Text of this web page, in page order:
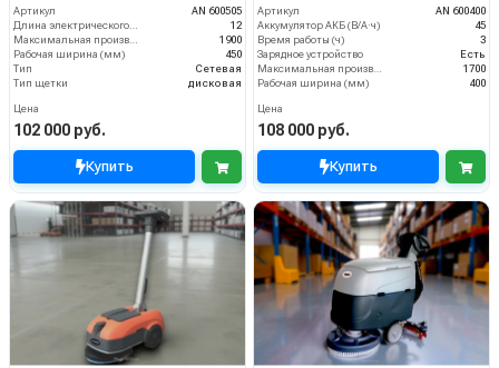
Артикул
AN 600505
Длина электрического кабеля (м)
12
Максимальная производительность (кв.м/час)
1900
Рабочая ширина (мм)
450
Тип
Сетевая
Тип щетки
дисковая
Цена
102 000 руб.
Купить
Артикул
AN 600400
Аккумулятор АКБ (В/А·ч)
45
Время работы (ч)
3
Зарядное устройство
Есть
Максимальная производительность (кв.м/час)
1700
Рабочая ширина (мм)
400
Цена
108 000 руб.
Купить